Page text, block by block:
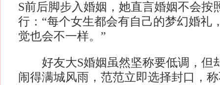
S前后脚步入婚姻，她直言婚姻不会按
行：“每个女生都会有自己的梦幻婚礼
觉也会不一样。”
好友大S婚姻虽然坚称要低调，但
闹得满城风雨，范范立即选择封口，